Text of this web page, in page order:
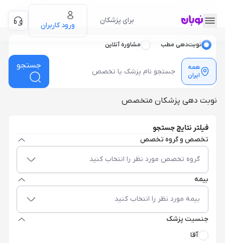
برای پزشکان
ورود کاربران
نوبت‌دهی مطب مشاوره آنلاین
همه
ایران
جستجو
نوبت دهی پزشکان متخصص
فیلتر نتایج جستجو
تخصص و گروه تخصص
گروه تخصص مورد نظر را انتخاب کنید
بیمه
بیمه مورد نظر را انتخاب کنید
جنسیت پزشک
آقا